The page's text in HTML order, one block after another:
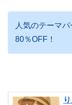
人気のテーマ
80％OFF！